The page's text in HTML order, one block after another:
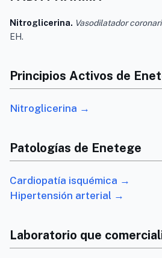
Nitroglicerina. Vasodilatador
EH.
Principios Activos de
Nitroglicerina →
Patologías de Enetege
Cardiopatía isquémica →
Hipertensión arterial →
Laboratorio que